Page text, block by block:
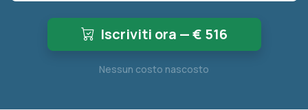
Iscriviti ora — € 516
Nessun costo nascosto